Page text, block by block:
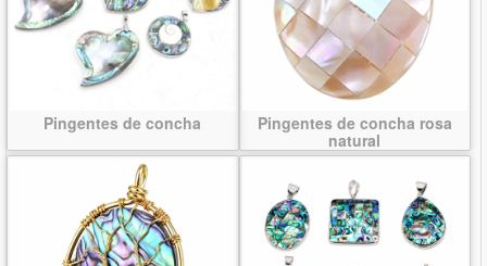
Pingentes de concha
Pingentes de concha rosa
natural